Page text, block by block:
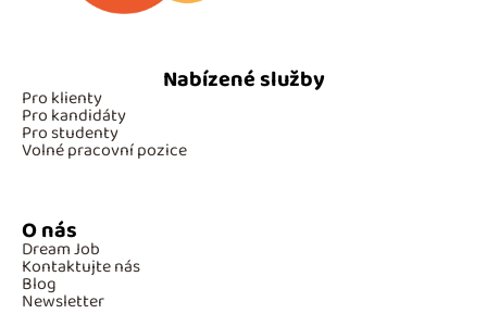
Nabízené služby
Pro klienty
Pro kandidáty
Pro studenty
Volné pracovní pozice
O nás
Dream Job
Kontaktujte nás
Blog
Newsletter